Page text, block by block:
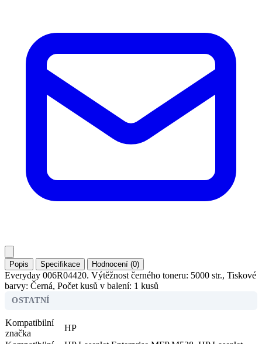
Popis Specifikace Hodnocení (0)
Everyday 006R04420. Výtěžnost černého toneru: 5000 str., Tiskové
barvy: Černá, Počet kusů v balení: 1 kusů
OSTATNÍ
Kompatibilní
značka
HP